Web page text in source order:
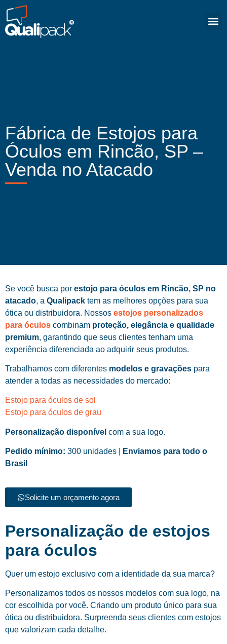
Fábrica de Estojos para
Óculos em Rincão, SP –
Venda no Atacado
Se você busca por estojo para óculos em Rincão, SP no
atacado, a Qualipack tem as melhores opções para sua
ótica ou distribuidora. Nossos estojos personalizados
para óculos combinam proteção, elegância e qualidade
premium, garantindo que seus clientes tenham uma
experiência diferenciada ao adquirir seus produtos.
Trabalhamos com diferentes modelos e gravações para
atender a todas as necessidades do mercado:
Estojo para óculos de sol
Estojo para óculos de grau
Personalização disponível com a sua logo.
Pedido mínimo: 300 unidades |
Enviamos para todo o
Brasil
Solicite um orçamento agora
Personalização de estojos
para óculos
Quer um estojo exclusivo com a identidade da sua marca?
Personalizamos todos os nossos modelos com sua logo, na
cor escolhida por você. Criando um produto único para sua
ótica ou distribuidora. Surpreenda seus clientes com estojos
que valorizam cada detalhe.